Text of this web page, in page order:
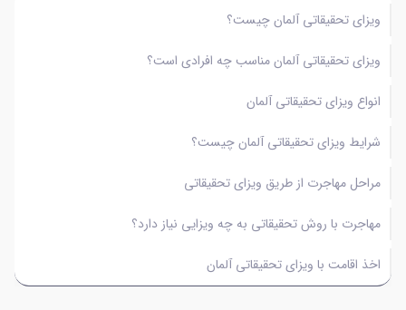
ویزای تحقیقاتی آلمان چیست؟
ویزای تحقیقاتی آلمان مناسب چه افرادی است؟
انواع ویزای تحقیقاتی آلمان
شرایط ویزای تحقیقاتی آلمان چیست؟
مراحل مهاجرت از طریق ویزای تحقیقاتی
مهاجرت با روش تحقیقاتی به چه ویزایی نیاز دارد؟
اخذ اقامت با ویزای تحقیقاتی آلمان